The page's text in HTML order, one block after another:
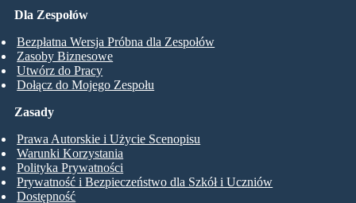
Dla Zespołów
Bezpłatna Wersja Próbna dla Zespołów
Zasoby Biznesowe
Utwórz do Pracy
Dołącz do Mojego Zespołu
Zasady
Prawa Autorskie i Użycie Scenopisu
Warunki Korzystania
Polityka Prywatności
Prywatność i Bezpieczeństwo dla Szkół i Uczniów
Dostępność